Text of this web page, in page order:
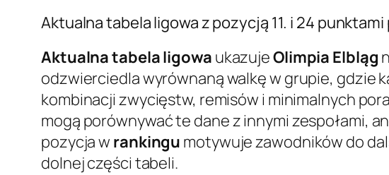
Aktualna tabela ligowa z pozycją 11. i 24 punktami
Aktualna tabela ligowa ukazujeOlimpia Elbląg
odzwierciedla wyrównaną walkę w grupie, gdzie
kombinacji zwycięstw, remisów i minimalnych
mogą porównywać te dane z innymi zespołami,
pozycja w rankingu motywuje zawodników do
dolnej części tabeli.